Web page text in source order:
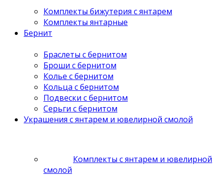
Комплекты бижутерия с янтарем
Комплекты янтарные
Бернит
Браслеты с бернитом
Броши с бернитом
Колье с бернитом
Кольца с бернитом
Подвески с бернитом
Серьги с бернитом
Украшения с янтарем и ювелирной смолой
Комплекты с янтарем и ювелирной
смолой